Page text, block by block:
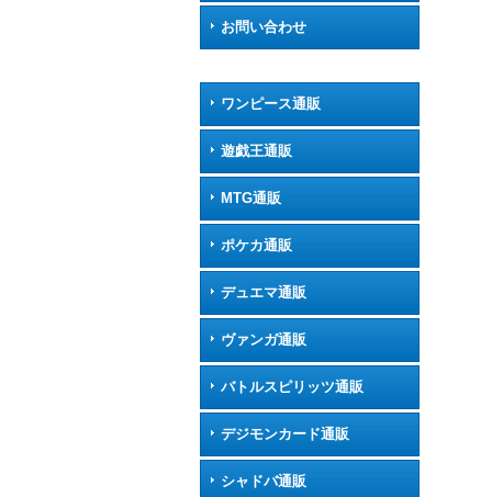
お問い合わせ
ワンピース通販
遊戯王通販
MTG通販
ポケカ通販
デュエマ通販
ヴァンガ通販
バトルスピリッツ通販
デジモンカード通販
シャドバ通販